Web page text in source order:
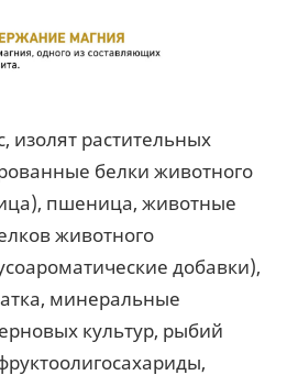
изолят растительных
белки животного
пшеница, животные
животного
добавки),
минеральные
культур, рыбий